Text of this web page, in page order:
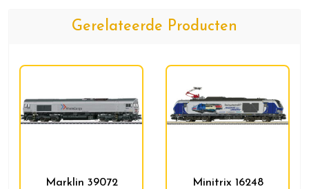
Gerelateerde Producten
Marklin 39072
Minitrix 16248